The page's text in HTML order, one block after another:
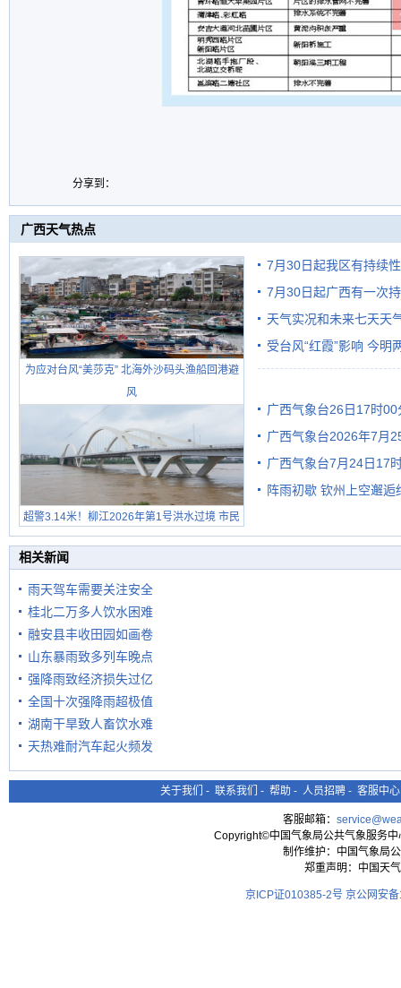
分享到：
广西天气热点
为应对台风“美莎克” 北海外沙码头渔船回港避
风
超警3.14米！柳江2026年第1号洪水过境 市民
在堤岸见证汛况
7月30日起我区有持续
7月30日起广西有一次
天气实况和未来七天天
受台风“红霞”影响 今明
广西气象台26日17时
广西气象台2026年7月
级预警
广西气象台7月24日17
阵雨初歇 钦州上空邂逅
相关新闻
雨天驾车需要关注安全
桂北二万多人饮水困难
融安县丰收田园如画卷
山东暴雨致多列车晚点
强降雨致经济损失过亿
全国十次强降雨超极值
湖南干旱致人畜饮水难
天热难耐汽车起火频发
关于我们 - 联系我们 - 帮助 - 人员招聘 - 客服中心
客服邮箱：
Copyright©中国气象局公共气象服务
制作维护：中国气象局
郑重声明：中国天
京ICP证010385-2号 京公网安